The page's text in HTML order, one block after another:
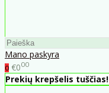
Mano paskyra
0 €000
Prekių krepšelis tuščias!